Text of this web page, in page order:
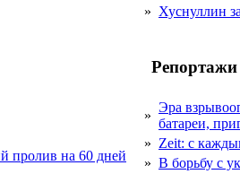
пролив на 60 дней
» Хуснуллин
Репортажи
»
Эра
батареи,
» Zeit: с
» В борьбу с